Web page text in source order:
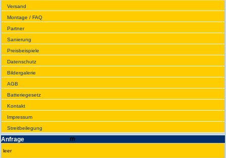
Versand
Montage / FAQ
Partner
Sanie­rung
Preis­beispiele
Daten­schutz
Bilder­galerie
AGB
Batte­rie­gesetz
Kontakt
Impres­sum
Streit­bei­legung
Anfrage
leer